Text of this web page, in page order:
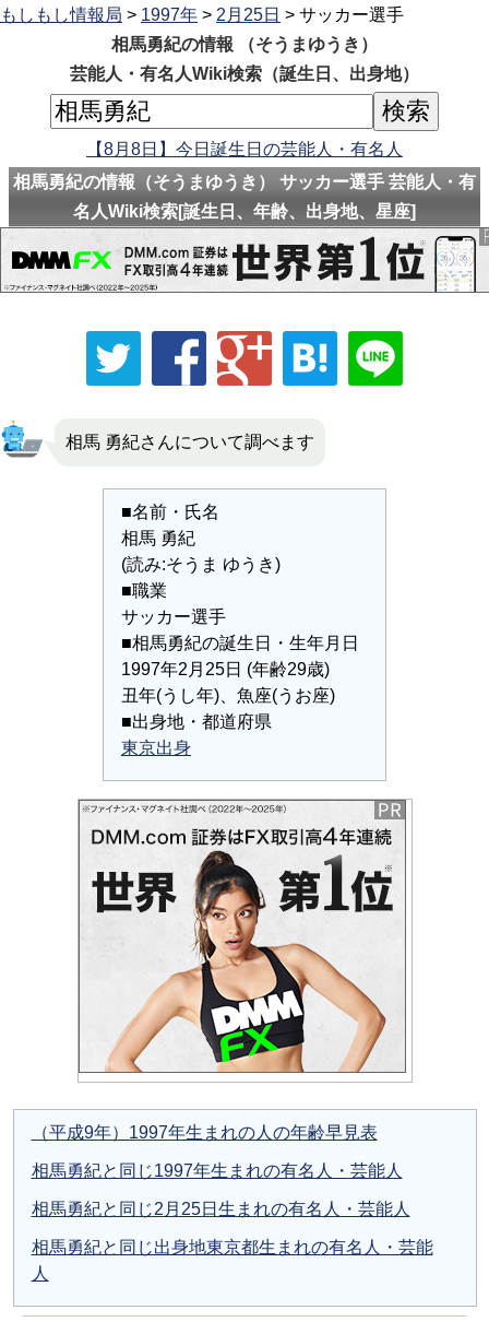
もしもし情報局 > 1997年 > 2月25日 > サッカー選手
相馬勇紀の情報 （そうまゆうき）
芸能人・有名人Wiki検索（誕生日、出身地）
【8月8日】今日誕生日の芸能人・有名人
相馬勇紀の情報（そうまゆうき） サッカー選手 芸能人・有
名人Wiki検索[誕生日、年齢、出身地、星座]
相馬 勇紀さんについて調べます
■名前・氏名
相馬 勇紀
(読み:そうま ゆうき)
■職業
サッカー選手
■相馬勇紀の誕生日・生年月日
1997年2月25日 (年齢29歳)
丑年(うし年)、魚座(うお座)
■出身地・都道府県
東京出身
（平成9年）1997年生まれの人の年齢早見表
相馬勇紀と同じ1997年生まれの有名人・芸能人
相馬勇紀と同じ2月25日生まれの有名人・芸能人
相馬勇紀と同じ出身地東京都生まれの有名人・芸能
人